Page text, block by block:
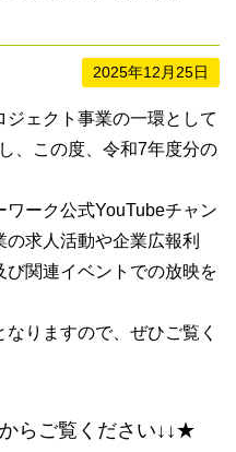
2025年12月25日
ェクト事業の一環として
、この度、令和7年度分の
ーク公式YouTubeチャン
求人活動や企業広報利
び関連イベントでの放映を
りますので、ぜひご覧く
らご覧ください↓↓★